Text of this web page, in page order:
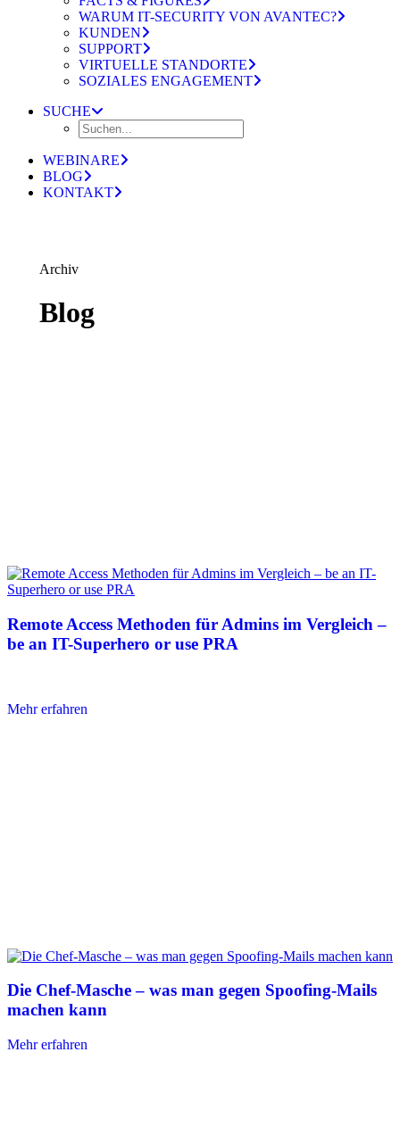
WARUM IT-SECURITY VON AVANTEC?
KUNDEN
SUPPORT
VIRTUELLE STANDORTE
SOZIALES ENGAGEMENT
SUCHE
WEBINARE
BLOG
KONTAKT
Archiv
Blog
Remote Access Methoden für Admins im Vergleich –
be an IT-Superhero or use PRA
Mehr erfahren
Die Chef-Masche – was man gegen Spoofing-Mails
machen kann
Mehr erfahren